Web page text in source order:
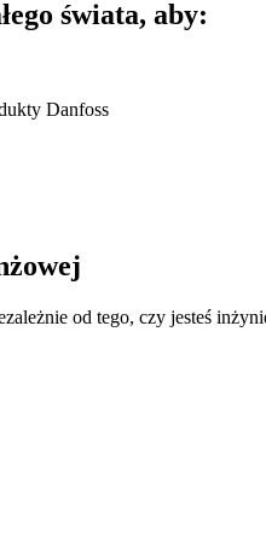
świata, aby:
Danfoss
od tego, czy jesteś